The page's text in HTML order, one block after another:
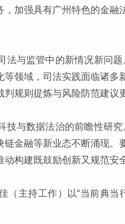
加强具有广州特色的金融
法与监管中的新情况新问
等领域，司法实践面临诸
规则提炼与风险防范建议
技与数据法治的前瞻性研
链金融等新业态不断涌现
构建既鼓励创新又规范安
（主持工作）以“当前典